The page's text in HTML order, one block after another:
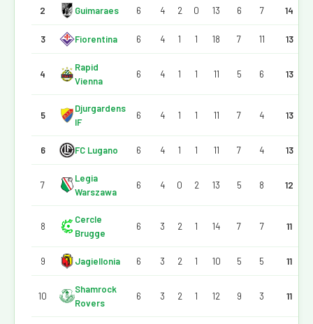
2 Guimaraes 6 4 2 0 13 6 7 14
3 Fiorentina 6 4 1 1 18 7 11 13
4
Rapid
Vienna
6 4 1 1 11 5 6 13
5
Djurgardens
IF
6 4 1 1 11 7 4 13
6 FC Lugano 6 4 1 1 11 7 4 13
7
Legia
Warszawa
6 4 0 2 13 5 8 12
8
Cercle
Brugge
6 3 2 1 14 7 7 11
9 Jagiellonia 6 3 2 1 10 5 5 11
10
Shamrock
Rovers
6 3 2 1 12 9 3 11